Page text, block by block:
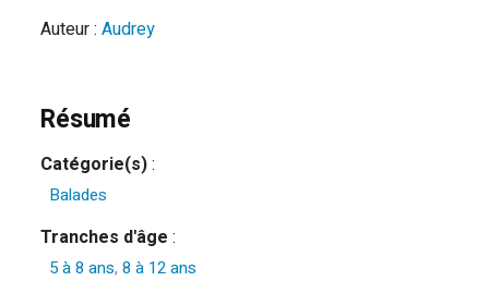
Auteur :Audrey
Résumé
Catégorie(s):
Balades
Tranches d'âge :
5 à 8 ans,8 à 12 ans